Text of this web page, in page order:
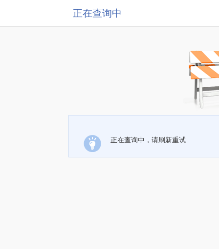
正在查询中
正在查询中，请刷新重试